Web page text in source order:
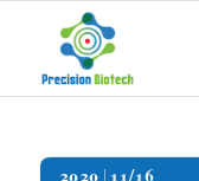
2020 11/16